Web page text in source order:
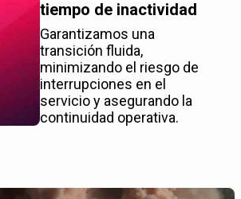
tiempo de inactividad
Garantizamos una
transición fluida,
minimizando el riesgo de
interrupciones en el
servicio y asegurando la
continuidad operativa.